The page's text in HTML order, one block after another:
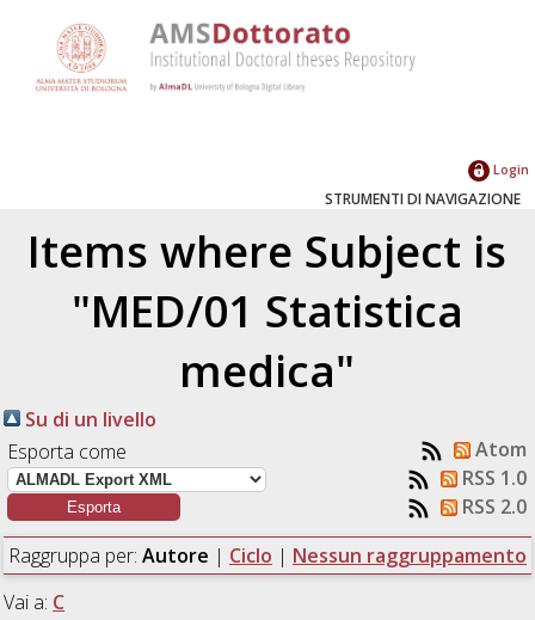
Login
STRUMENTI DI NAVIGAZIONE
Items where Subject is
"MED/01 Statistica
medica"
Su di un livello
Esporta come
Atom
RSS 1.0
RSS 2.0
Raggruppa per: Autore | Ciclo | Nessun raggruppamento
Vai a: C